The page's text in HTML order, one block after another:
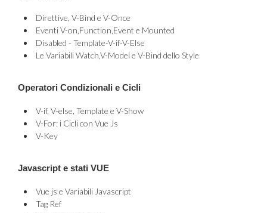
Direttive, V-Bind e V-Once
Eventi V-on,Function,Event e Mounted
Disabled - Template-V-if-V-Else
Le Variabili Watch,V-Model e V-Bind dello Style
Operatori Condizionali e Cicli
V-if, V-else, Template e V-Show
V-For: i Cicli con Vue Js
V-Key
Javascript e stati VUE
Vue js e Variabili Javascript
Tag Ref